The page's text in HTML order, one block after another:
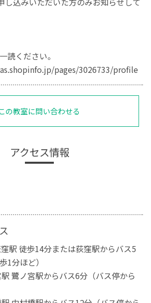
読ください。
pages/3026733/profile
の教室に問い合わせる
アクセス情報
駅 徒歩14分または荻窪駅からバス5
1分ほど）
鷺ノ宮駅からバス6分（バス停から